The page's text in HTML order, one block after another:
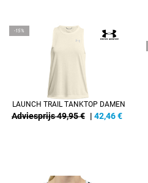
-15%
LAUNCH TRAIL TANKTOP DAMEN
Adviesprijs 49,95 € | 42,46€